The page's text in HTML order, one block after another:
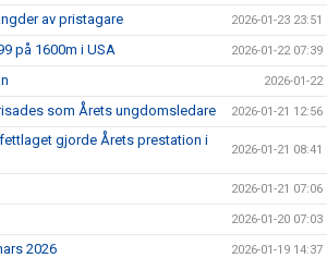
av pristagare 2026-01-23 23:51
på 1600m i USA 2026-01-22 07:39
2026-01-22
som Årets ungdomsledare 2026-01-21 12:56
gjorde Årets prestation i
2026-01-21 08:41
2026-01-21 07:06
2026-01-20 07:03
2026 2026-01-19 14:37